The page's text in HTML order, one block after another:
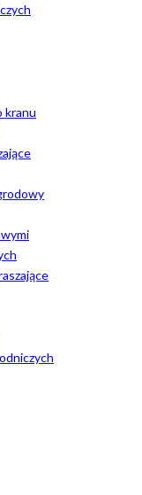
kranu